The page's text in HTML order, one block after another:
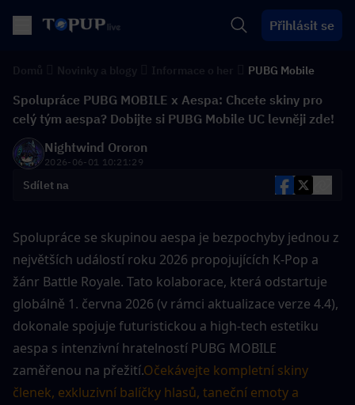
Přihlásit se
PUBG Mobile
Spolupráce PUBG MOBILE x Aespa: Chcete skiny pro
celý tým aespa? Dobijte si PUBG Mobile UC levněji zde!
Nightwind Ororon
2026-06-01 10:21:29
Sdílet na
Spolupráce se skupinou aespa je bezpochyby jednou z
největších událostí roku 2026 propojujících K-Pop a
žánr Battle Royale. Tato kolaborace, která odstartuje
globálně 1. června 2026 (v rámci aktualizace verze 4.4),
dokonale spojuje futuristickou a high-tech estetiku
aespa s intenzivní hratelností PUBG MOBILE
zaměřenou na přežití.Očekávejte kompletní skiny
členek, exkluzivní balíčky hlasů, taneční emoty a